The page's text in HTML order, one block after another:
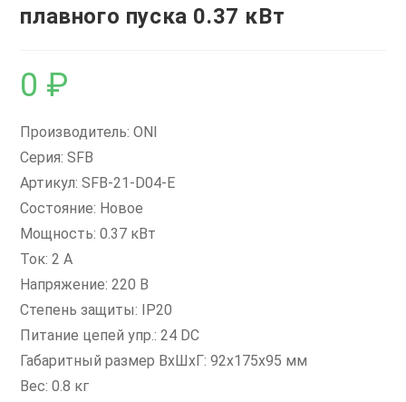
плавного пуска 0.37 кВт
0 ₽
Производитель: ONI
Серия: SFB
Артикул: SFB-21-D04-E
Состояние: Новое
Мощность: 0.37 кВт
Ток: 2 А
Напряжение: 220 В
Степень защиты: IP20
Питание цепей упр.: 24 DC
Габаритный размер ВxШxГ: 92x175x95 мм
Вес: 0.8 кг